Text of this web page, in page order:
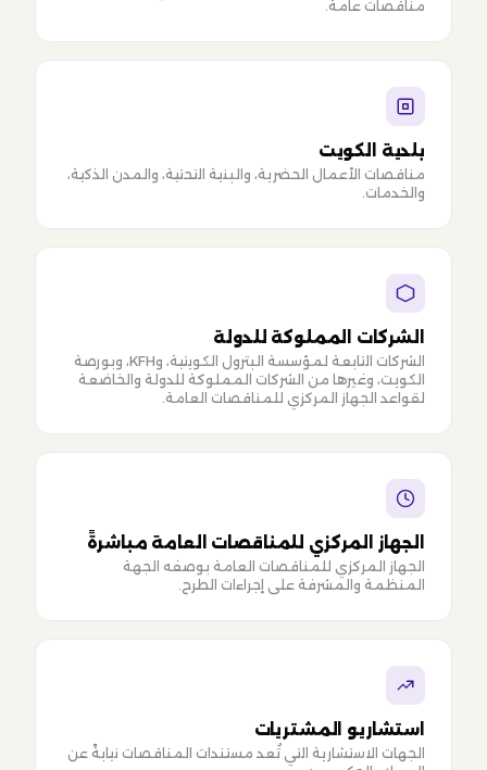
مناقصات عامة.
بلدية الكويت
مناقصات الأعمال الحضرية، والبنية التحتية، والمدن الذكية،
والخدمات.
الشركات المملوكة للدولة
الشركات التابعة لمؤسسة البترول الكويتية، وKFH، وبورصة
الكويت، وغيرها من الشركات المملوكة للدولة والخاضعة
لقواعد الجهاز المركزي للمناقصات العامة.
الجهاز المركزي للمناقصات العامة مباشرةً
الجهاز المركزي للمناقصات العامة بوصفه الجهة
المنظمة والمشرفة على إجراءات الطرح.
استشاريو المشتريات
الجهات الاستشارية التي تُعد مستندات المناقصات نيابةً عن